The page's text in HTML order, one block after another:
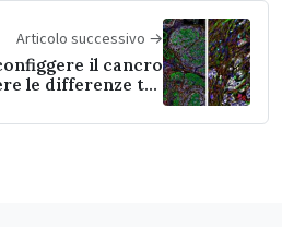
Articolo successivo →
il cancro
le differenze tra